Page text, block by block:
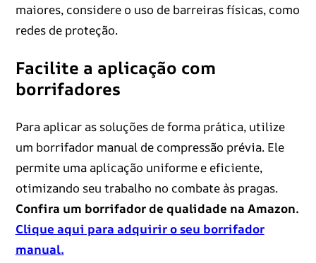
maiores, considere o uso de barreiras físicas, como
redes de proteção.
Facilite a aplicação com
borrifadores
Para aplicar as soluções de forma prática, utilize
um borrifador manual de compressão prévia. Ele
permite uma aplicação uniforme e eficiente,
otimizando seu trabalho no combate às pragas.
Confira um borrifador de qualidade na Amazon.
Clique aqui para adquirir o seu borrifador
manual.